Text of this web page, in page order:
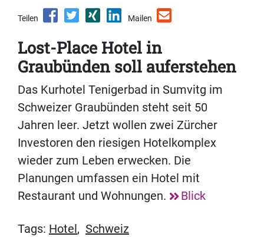
Teilen Mailen
Lost-Place Hotel in
Graubünden soll auferstehen
Das Kurhotel Tenigerbad in Sumvitg im
Schweizer Graubünden steht seit 50
Jahren leer. Jetzt wollen zwei Zürcher
Investoren den riesigen Hotelkomplex
wieder zum Leben erwecken. Die
Planungen umfassen ein Hotel mit
Restaurant und Wohnungen.
Blick
Tags: Hotel , Schweiz